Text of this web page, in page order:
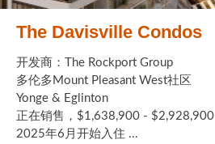
The Davisville Condos
开发商：The Rockport Group
多伦多Mount Pleasant West社区
Yonge & Eglinton
正在销售，$1,638,900 - $2,928,900
2025年6月开始入住 ...